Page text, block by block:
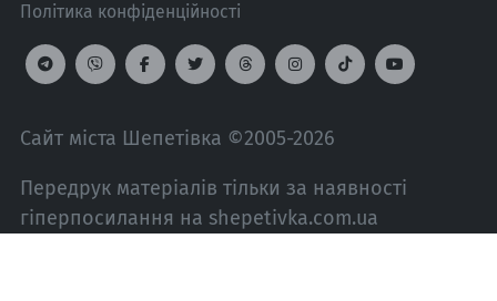
Політика конфіденційності
Сайт міста Шепетівка ©2005-2026
Передрук матеріалів тільки за наявності
гіперпосилання на shepetivka.com.ua